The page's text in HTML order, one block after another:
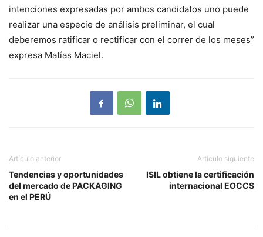
intenciones expresadas por ambos candidatos uno puede
realizar una especie de análisis preliminar, el cual
deberemos ratificar o rectificar con el correr de los meses”
expresa Matías Maciel.
Artículo anterior
Tendencias y oportunidades
del mercado de PACKAGING
en el PERÚ
Artículo siguiente
ISIL obtiene la certificación
internacional EOCCS